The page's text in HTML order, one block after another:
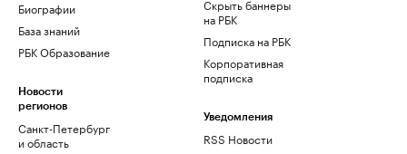
Биографии
База знаний
РБК Образование
Новости
регионов
Санкт-Петербург
и область
Скрыть баннеры
на РБК
Подписка на РБК
Корпоративная
подписка
Уведомления
RSS Новости